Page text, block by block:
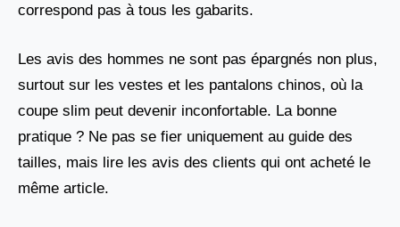
correspond pas à tous les gabarits.
Les avis des hommes ne sont pas épargnés non plus,
surtout sur les vestes et les pantalons chinos, où la
coupe slim peut devenir inconfortable. La bonne
pratique ? Ne pas se fier uniquement au guide des
tailles, mais lire les avis des clients qui ont acheté le
même article.